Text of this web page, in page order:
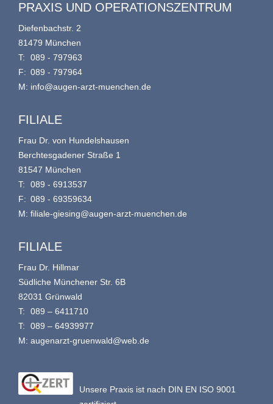
PRAXIS UND OPERATIONSZENTRUM
Diefenbachstr. 2
81479 München
T:
089 - 797963
F: 089 - 797964
M: info@augen-arzt-muenchen.de
FILIALE
Frau Dr. von Hundelshausen
Berchtesgadener Straße 1
81547 München
T:
089 - 6913537
F: 089 - 69359634
M: filiale-giesing@augen-arzt-muenchen.de
FILIALE
Frau Dr. Hillmar
Südliche Münchener Str. 6B
82031 Grünwald
T:
089 – 6411710
T:
089 – 64939977
M: augenarzt-gruenwald@web.de
Unsere Praxis ist nach DIN EN ISO 9001